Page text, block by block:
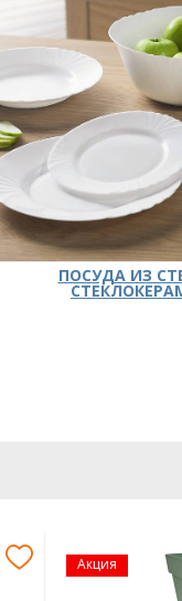
ПОСУДА ИЗ
Акция